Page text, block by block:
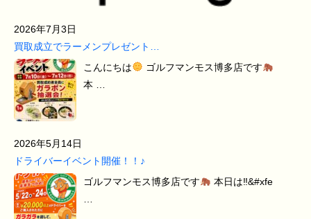
2026年7月3日
買取成立でラーメンプレゼント…
こんにちは
ゴルフマンモス博多店です
本 …
2026年5月14日
ドライバーイベント開催！！♪
ゴルフマンモス博多店です
本日は‼&#xfe